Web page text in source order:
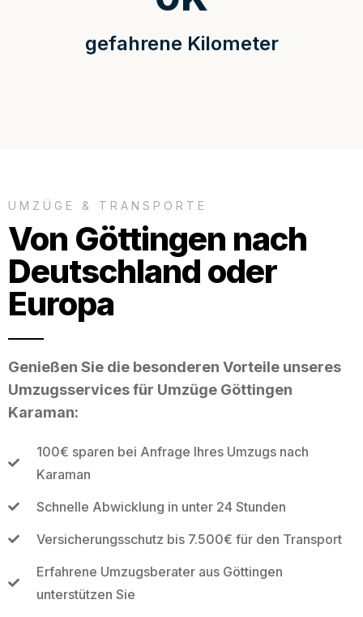
gefahrene Kilometer
UMZÜGE & TRANSPORTE
Von Göttingen nach
Deutschland oder
Europa
Genießen Sie die besonderen Vorteile unseres
Umzugsservices für Umzüge Göttingen
Karaman:
100€ sparen bei Anfrage Ihres Umzugs nach
Karaman
Schnelle Abwicklung in unter 24 Stunden
Versicherungsschutz bis 7.500€ für den Transport
Erfahrene Umzugsberater aus Göttingen
unterstützen Sie